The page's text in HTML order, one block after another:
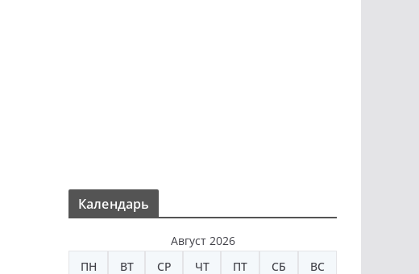
Календарь
Август 2026
ПН
ВТ СР ЧТ ПТ СБ ВС